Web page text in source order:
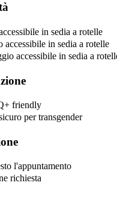
in sedia a rotelle
accessibile in sedia a rotelle
accessibile in sedia a
friendly
per transgender
l'appuntamento
richiesta